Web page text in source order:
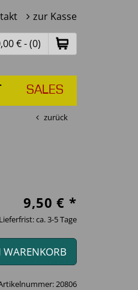
zur Kasse
€ - (0)
SALES
zurück
9,50 € *
Lieferfrist: ca. 3-5 Tage
WARENKORB
20806